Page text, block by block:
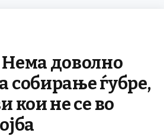
доволно
собирање ѓубре,
кои не се во